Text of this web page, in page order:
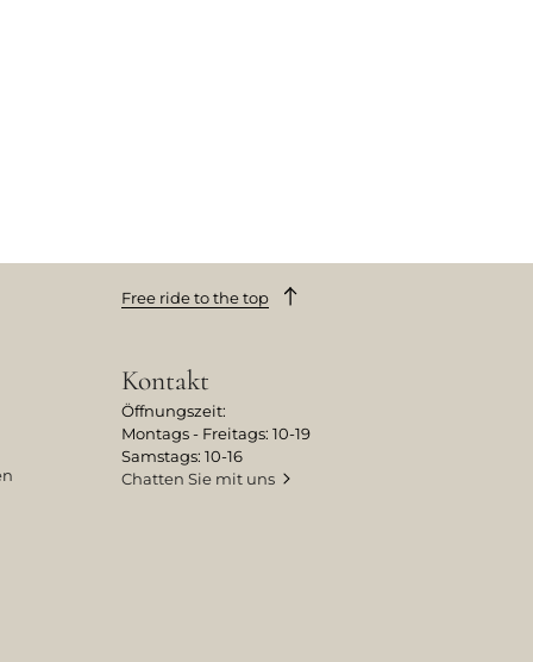
Free ride to the top
Kontakt
Öffnungszeit:
Montags - Freitags: 10-19
Samstags: 10-16
Chatten Sie mit uns